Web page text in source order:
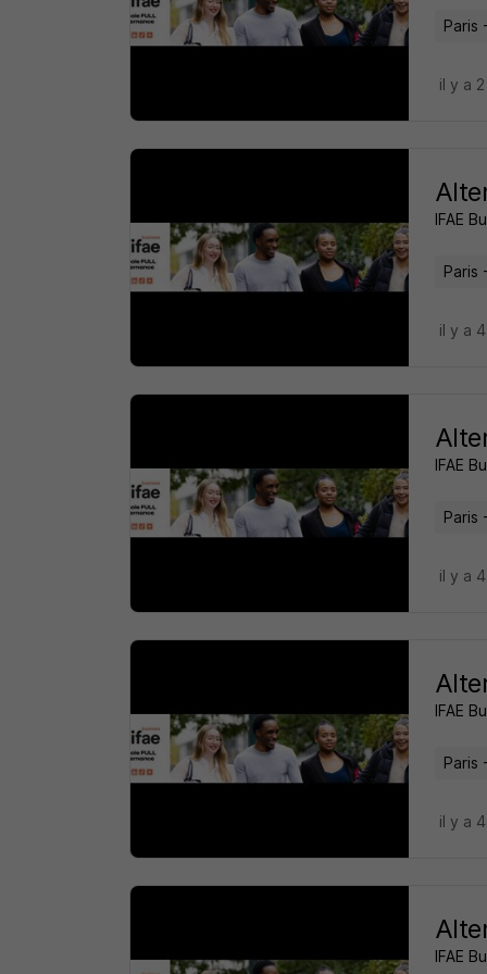
Paris
il y a
IFAE
Paris
il y a
IFAE
Paris
il y a
IFAE
Paris
il y a
IFAE